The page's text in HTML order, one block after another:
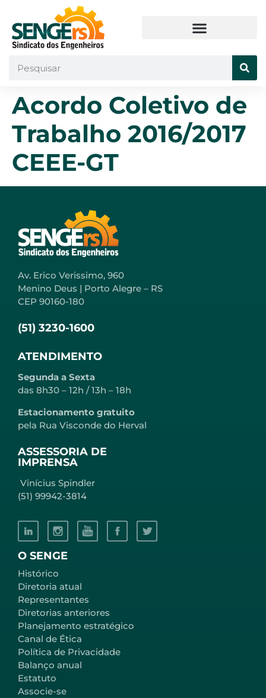
Acordo Coletivo de
Trabalho 2016/2017
CEEE-GT
O SENGE
Histórico
Diretoria atual
Representantes
Diretorias anteriores
Planejamento estratégico
Canal de Ética
Política de Privacidade
Balanço anual
Estatuto
Associe-se
Av. Erico Verissimo, 960
Menino Deus | Porto Alegre – RS
CEP 90160-180
(51) 3230-1600
ATENDIMENTO
Segunda a Sexta
das 8h30 – 12h / 13h – 18h
Estacionamento gratuito
pela Rua Visconde do Herval
ASSESSORIA DE
IMPRENSA
Vinícius Spindler
(51) 99942-3814